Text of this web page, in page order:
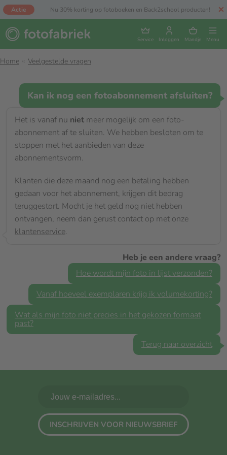
Actie Nu 30% korting op fotoboeken en Back2school producten!
Service Inloggen Mandje Menu
Home Veelgestelde vragen
Kan ik nog een fotoabonnement afsluiten?
Het is vanaf nu niet meer mogelijk om een foto-
abonnement af te sluiten. We hebben besloten om te
stoppen met het aanbieden van deze
abonnementsvorm.
Klanten die deze maand nog een betaling hebben
gedaan voor het abonnement, krijgen dit bedrag
teruggestort. Mocht je het geld nog niet hebben
ontvangen, neem dan gerust contact op met onze
klantenservice.
Heb je een andere vraag?
Hoe wordt mijn foto in lijst verzonden?
Vanaf hoeveel exemplaren krijg ik volumekorting?
Wat als mijn foto niet precies in het gekozen formaat
past?
Terug naar overzicht
INSCHRIJVEN VOOR NIEUWSBRIEF